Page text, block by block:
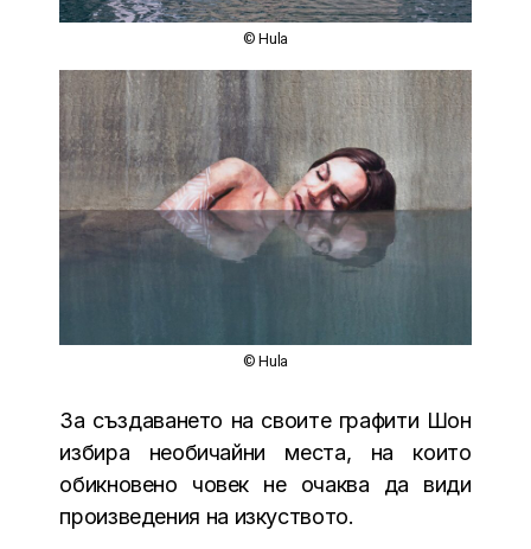
© Hula
© Hula
За създаването на своите графити Шон
избира необичайни места, на които
обикновено човек не очаква да види
произведения на изкуството.